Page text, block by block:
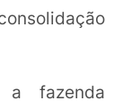
fazenda